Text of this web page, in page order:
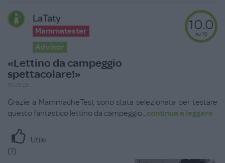
LaTaty
Mammatester
Advisor
«Lettino da campeggio
spettacolare!»
10.0
su 10
Grazie a MammacheTest sono stata selezionata per testare
questo fantastico lettino da campeggio...continua a leggere
Utile
(1)